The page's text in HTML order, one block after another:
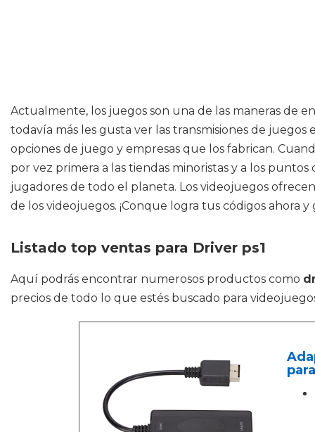
Actualmente, los juegos son una de las maneras de
todavía más les gusta ver las transmisiones de
opciones de juego y empresas que los fabrican.
por vez primera a las tiendas minoristas y a los
jugadores de todo el planeta. Los videojuegos
de los videojuegos. ¡Conque logra tus códigos ahora y
Listado top ventas para Driver ps1
Aquí podrás encontrar numerosos productos como
precios de todo lo que estés buscado para